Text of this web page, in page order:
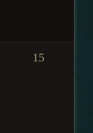
15